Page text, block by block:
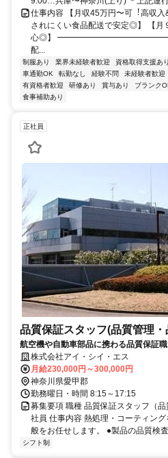
仕事内容 【⽉収45万円〜可︕⾼収
されにくい⾷品配送で安定◎】 【⽉
⼼◎】
配...
制服あり 業界未経験者歓迎 資格取得支援あり
車通勤OK
転勤なし 経験不問 未経験者歓迎
有資格者歓迎
研修あり 賞与あり ブランク
食事補助あり
正社員
品質保証スタッフ(品質管理・
航空機や自動車部品に携わる品質保証
いあなたにお勧めです。
株式会社アイ・シイ・エス
月給230,000円～300,000円
神奈川県愛甲郡
勤務曜日・時間 8:15～17:15
募集要項 職種 品質保証スタッフ（
社員 仕事内容 熱処理・コーティン
般をお任せします。 ●製品の品質検
シフト制